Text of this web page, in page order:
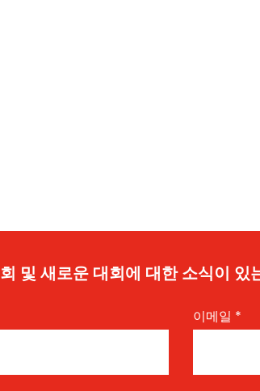
및 새로운 대회에 대한 소식이 있
이메일 *